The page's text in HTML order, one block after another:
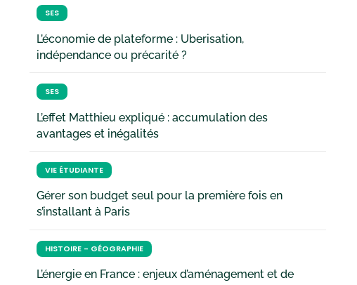
SES
L’économie de plateforme : Uberisation,
indépendance ou précarité ?
SES
L’effet Matthieu expliqué : accumulation des
avantages et inégalités
VIE ÉTUDIANTE
Gérer son budget seul pour la première fois en
s’installant à Paris
HISTOIRE - GÉOGRAPHIE
L’énergie en France : enjeux d’aménagement et de